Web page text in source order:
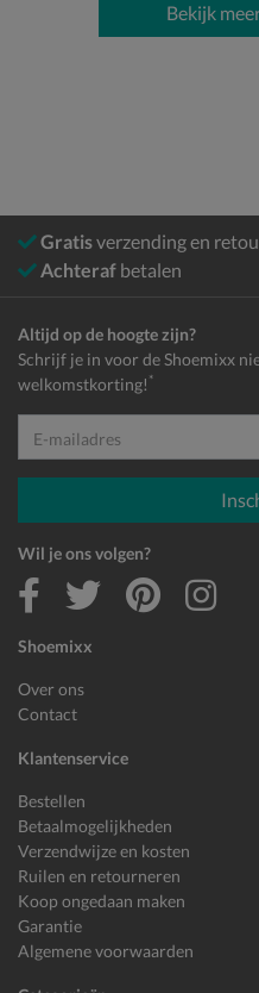
Bekijk
Gratisverzending en
Achteraf betalen
Shoemixx
Over ons
Contact
Klantenservice
Bestellen
Betaalmogelijkheden
Verzendwijze en kosten
Ruilen en retourneren
Koop ongedaan maken
Garantie
Algemene voorwaarden
Altijd op de hoogte zijn?
Schrijf je in voor de Shoemixx
welkomstkorting! *
E-mailadres
Wil je ons volgen?